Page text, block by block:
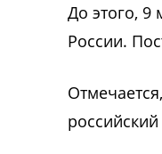
До этого, 9
России.